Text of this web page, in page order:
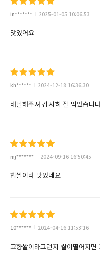
in******* 2025-01-05 10:06:53
맛있어요
kh****** 2024-12-18 16:36:30
배달해주셔 감사히 잘 먹었습니
mj******* 2024-09-16 16:50:45
햅쌀이라 맛있네요
10****** 2024-04-16 11:53:16
고향쌀이라그런지 쌀이떨어지